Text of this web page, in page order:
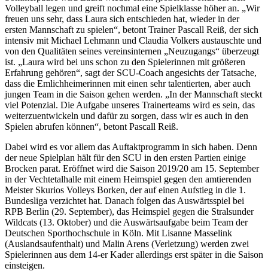
Volleyball legen und greift nochmal eine Spielklasse höher an. „Wir
freuen uns sehr, dass Laura sich entschieden hat, wieder in der
ersten Mannschaft zu spielen“, betont Trainer Pascall Reiß, der sich
intensiv mit Michael Lehmann und Claudia Volkers austauschte und
von den Qualitäten seines vereinsinternen „Neuzugangs“ überzeugt
ist. „Laura wird bei uns schon zu den Spielerinnen mit größeren
Erfahrung gehören“, sagt der SCU-Coach angesichts der Tatsache,
dass die Emlichheimerinnen mit einen sehr talentierten, aber auch
jungen Team in die Saison gehen werden. „In der Mannschaft steckt
viel Potenzial. Die Aufgabe unseres Trainerteams wird es sein, das
weiterzuentwickeln und dafür zu sorgen, dass wir es auch in den
Spielen abrufen können“, betont Pascall Reiß.
Dabei wird es vor allem das Auftaktprogramm in sich haben. Denn
der neue Spielplan hält für den SCU in den ersten Partien einige
Brocken parat. Eröffnet wird die Saison 2019/20 am 15. September
in der Vechtetalhalle mit einem Heimspiel gegen den amtierenden
Meister Skurios Volleys Borken, der auf einen Aufstieg in die 1.
Bundesliga verzichtet hat. Danach folgen das Auswärtsspiel bei
RPB Berlin (29. September), das Heimspiel gegen die Stralsunder
Wildcats (13. Oktober) und die Auswärtsaufgabe beim Team der
Deutschen Sporthochschule in Köln. Mit Lisanne Masselink
(Auslandsaufenthalt) und Malin Arens (Verletzung) werden zwei
Spielerinnen aus dem 14-er Kader allerdings erst später in die Saison
einsteigen.